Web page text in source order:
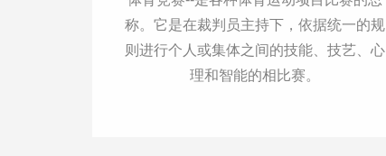
称。它是在裁判员主持下，依据统一的规
则进行个人或集体之间的技能、技艺、心
理和智能的相比赛。